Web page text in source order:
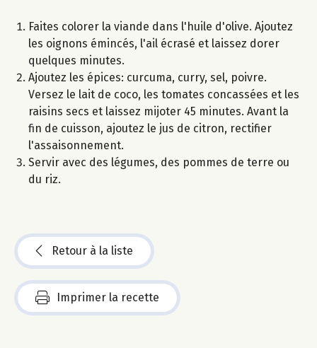
Faites colorer la viande dans l'huile d'olive. Ajoutez
les oignons émincés, l'ail écrasé et laissez dorer
quelques minutes.
Ajoutez les épices: curcuma, curry, sel, poivre.
Versez le lait de coco, les tomates concassées et les
raisins secs et laissez mijoter 45 minutes. Avant la
fin de cuisson, ajoutez le jus de citron, rectifier
l'assaisonnement.
Servir avec des légumes, des pommes de terre ou
du riz.
Retour à la liste
Imprimer la recette